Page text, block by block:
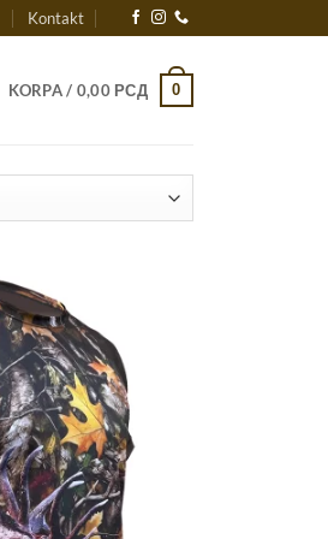
Kontakt
KORPA / 0,00 РСД 0